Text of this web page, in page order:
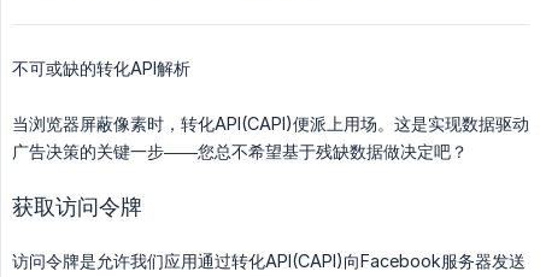
不可或缺的转化API解析
当浏览器屏蔽像素时，转化API(CAPI)便派上用场。这是实现数据驱动
广告决策的关键一步——您总不希望基于残缺数据做决定吧？
获取访问令牌
访问令牌是允许我们应用通过转化API(CAPI)向Facebook服务器发送